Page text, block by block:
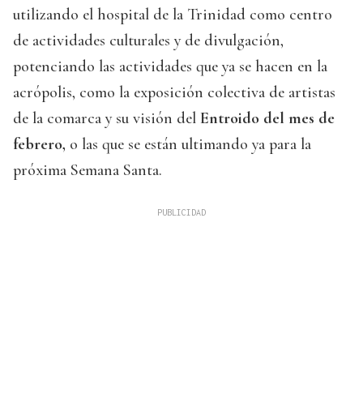
utilizando el hospital de la Trinidad como centro
de actividades culturales y de divulgación,
potenciando las actividades que ya se hacen en la
acrópolis, como la exposición colectiva de artistas
de la comarca y su visión del Entroido del mes de
febrero, o las que se están ultimando ya para la
próxima Semana Santa.